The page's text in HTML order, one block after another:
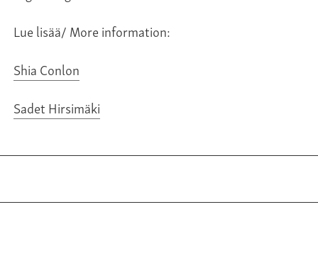
Lue lisää/ More information:
Shia Conlon
Sadet Hirsimäki